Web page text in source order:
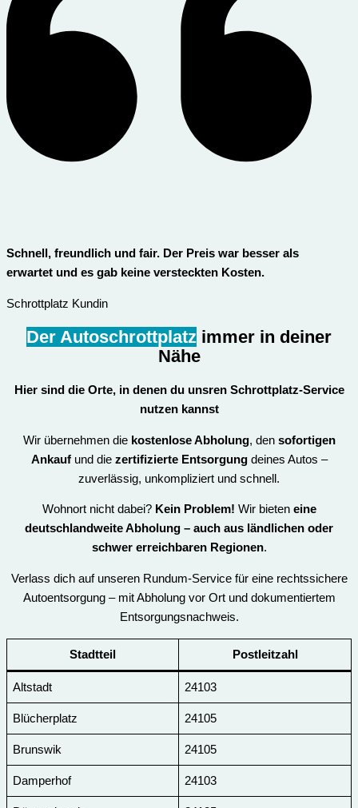
Schnell, freundlich und fair. Der Preis war besser als
erwartet und es gab keine versteckten Kosten.
Schrottplatz Kundin
Der Autoschrottplatz immer in deiner
Nähe
Hier sind die Orte, in denen du unsren Schrottplatz-Service
nutzen kannst
Wir übernehmen die kostenlose Abholung, den sofortigen
Ankaufund die zertifizierte Entsorgungdeines Autos –
zuverlässig, unkompliziert und schnell.
Wohnort nicht dabei? Kein Problem! Wir bieten eine
deutschlandweite Abholung – auch aus ländlichen oder
schwer erreichbaren Regionen.
Verlass dich auf unseren Rundum-Service für eine rechtssichere
Autoentsorgung – mit Abholung vor Ort und dokumentiertem
Entsorgungsnachweis.
Stadtteil Postleitzahl
Altstadt 24103
Blücherplatz 24105
Brunswik 24105
Damperhof 24103